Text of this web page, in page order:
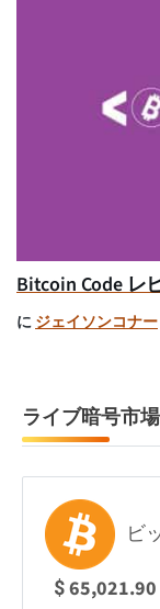
Bitcoin Code レ
に ジェイソンコナー
ライブ暗号市場
ビ
$65,021.90